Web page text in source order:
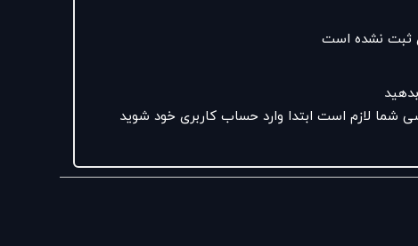
ثبت نشده است
شما لازم است ابتدا وارد حساب کاربری خود شوید